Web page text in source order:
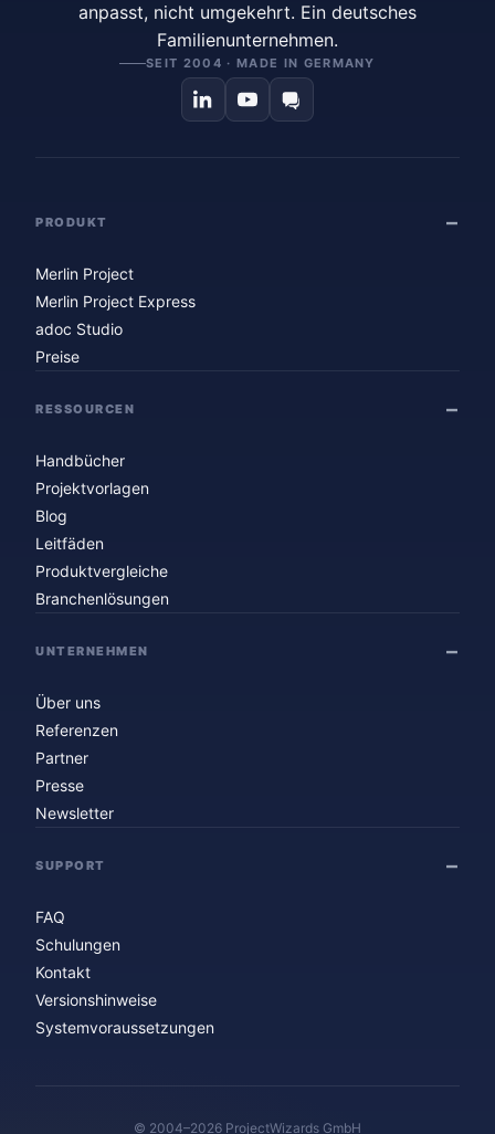
anpasst, nicht umgekehrt. Ein deutsches
Familienunternehmen.
SEIT 2004 · MADE IN GERMANY
PRODUKT
Merlin Project
Merlin Project Express
adoc Studio
Preise
RESSOURCEN
Handbücher
Projektvorlagen
Blog
Leitfäden
Produktvergleiche
Branchenlösungen
UNTERNEHMEN
Über uns
Referenzen
Partner
Presse
Newsletter
SUPPORT
FAQ
Schulungen
Kontakt
Versionshinweise
Systemvoraussetzungen
© 2004–2026 ProjectWizards GmbH